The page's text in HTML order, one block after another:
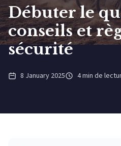
Débuter le
conseils et
sécurité
8 January 2025 4 min de